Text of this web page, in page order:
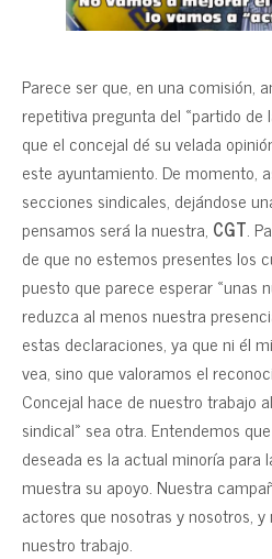
Parece ser que, en una comisión,
repetitiva pregunta del «partido de
que el concejal dé su velada
este ayuntamiento. De momento,
secciones sindicales, dejándose
pensamos será la nuestra, CGT.
de que no estemos presentes los
puesto que parece esperar «unas
reduzca al menos nuestra
estas declaraciones, ya que ni él
vea, sino que valoramos el
Concejal hace de nuestro trabajo
sindical» sea otra. Entendemos
deseada es la actual minoría para
muestra su apoyo. Nuestra
actores que nosotras y nosotros,
nuestro trabajo.